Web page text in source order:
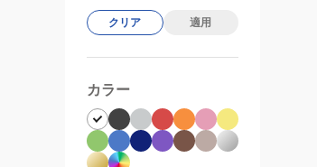
クリア 適用
カラー